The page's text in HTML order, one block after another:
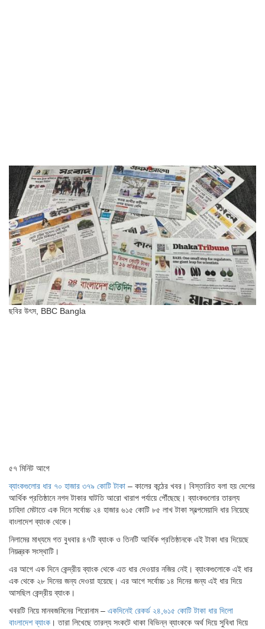
ছবির উৎস, BBC Bangla
৫৭ মিনিট আগে
ব্যাংকগুলোর ধার ৭০ হাজার ৩৭৯ কোটি টাকা – কালের কন্ঠের খবর। বিস্তারিত বলা হয় দেশের
আর্থিক প্রতিষ্ঠানে নগদ টাকার ঘাটতি আরো খারাপ পর্যায়ে পৌঁছেছে। ব্যাংকগুলোর তারল্য
চাহিদা মেটাতে এক দিনে সর্বোচ্চ ২৪ হাজার ৬১৫ কোটি ৮৫ লাখ টাকা স্বল্পমেয়াদি ধার নিয়েছে
বাংলাদেশ ব্যাংক থেকে।
নিলামের মাধ্যমে গত বুধবার ৪৭টি ব্যাংক ও তিনটি আর্থিক প্রতিষ্ঠানকে এই টাকা ধার দিয়েছে
নিয়ন্ত্রক সংস্থাটি।
এর আগে এক দিনে কেন্দ্রীয় ব্যাংক থেকে এত ধার দেওয়ার নজির নেই। ব্যাংকগুলোকে এই ধার
এক থেকে ২৮ দিনের জন্য দেওয়া হয়েছে। এর আগে সর্বোচ্চ ১৪ দিনের জন্য এই ধার দিয়ে
আসছিল কেন্দ্রীয় ব্যাংক।
খবরটি নিয়ে মানবজমিনের শিরোনাম – একদিনেই রেকর্ড ২৪,৬১৫ কোটি টাকা ধার দিলো
বাংলাদেশ ব্যাংক । তারা লিখেছে তারল্য সংকটে থাকা বিভিন্ন ব্যাংককে অর্থ দিয়ে সুবিধা দিয়ে